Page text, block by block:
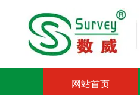
网站首页